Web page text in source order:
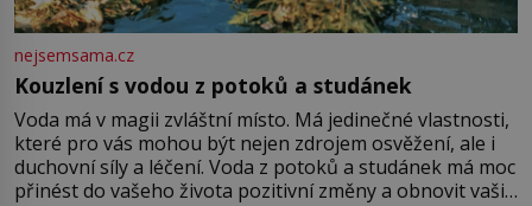
nejsemsama.cz
Kouzlení s vodou z potoků a studánek
Voda má v magii zvláštní místo. Má jedinečné vlastnosti,
které pro vás mohou být nejen zdrojem osvěžení, ale i
duchovní síly a léčení. Voda z potoků a studánek má moc
přinést do vašeho života pozitivní změny a obnovit vaši